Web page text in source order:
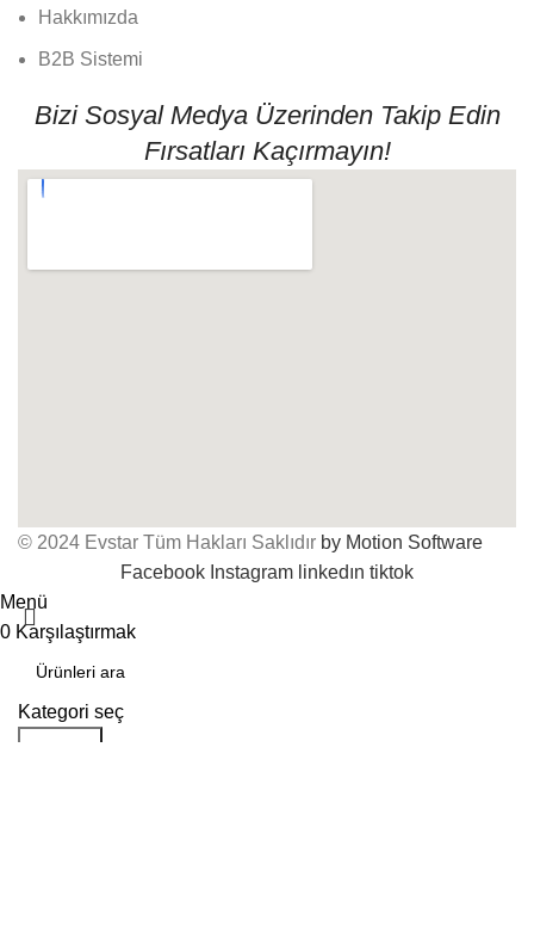
Hakkımızda
B2B Sistemi
Bizi Sosyal Medya Üzerinden Takip Edin
Fırsatları Kaçırmayın!
© 2024 Evstar Tüm Hakları Saklıdır by Motion Software
Facebook Instagram linkedın tiktok
Kategori seç
Menü
0 Karşılaştırmak